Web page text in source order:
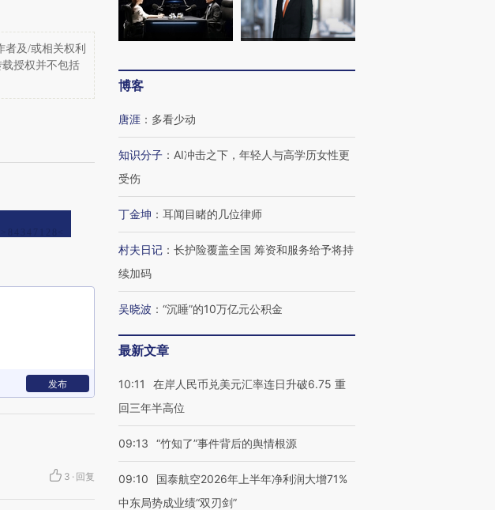
及/或相关权利
授权并不包括
发布
3 · 回复
博客
唐涯 ： 多看少动
知识分子 ： AI冲击之下，年轻人与高学历女性更
受伤
丁金坤 ： 耳闻目睹的几位律师
村夫日记 ： 长护险覆盖全国 筹资和服务给予将持
续加码
吴晓波 ： “沉睡”的10万亿元公积金
最新文章
10:11
在岸人民币兑美元汇率连日升破6.75 重
回三年半高位
09:13 “竹知了”事件背后的舆情根源
09:10
国泰航空2026年上半年净利润大增71%
中东局势成业绩“双刃剑”